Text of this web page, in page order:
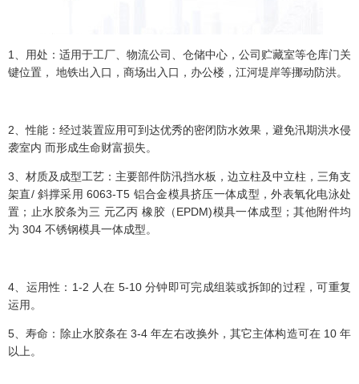
1、用处：适用于工厂、物流公司、仓储中心，公司贮藏室等仓库门关
键位置， 地铁出入口，商场出入口，办公楼，江河堤岸等挪动防洪。
2、性能：经过装置应用可到达优秀的密闭防水效果，避免汛期洪水侵
袭室内 而形成生命财富损失。
3、材质及成型工艺：主要部件防汛挡水板，边立柱及中立柱，三角支
架直/ 斜撑采用 6063-T5 铝合金模具挤压一体成型，外表氧化电泳处
置；止水胶条为三 元乙丙 橡胶（EPDM)模具一体成型；其他附件均
为 304 不锈钢模具一体成型。
4、运用性：1-2 人在 5-10 分钟即可完成组装或拆卸的过程，可重复
运用。
5、寿命：除止水胶条在 3-4 年左右改换外，其它主体构造可在 10 年
以上。